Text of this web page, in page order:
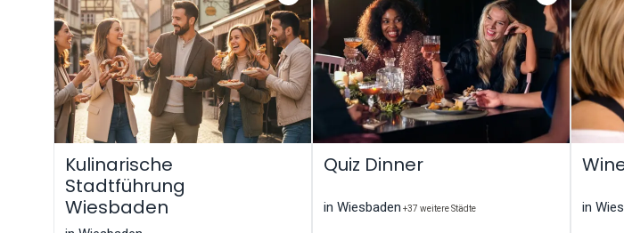
Kulinarische
Stadtführung
Wiesbaden
Quiz Dinner
in Wiesbaden +37 weitere Städte in